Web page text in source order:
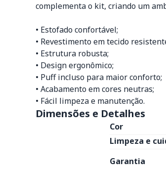
complementa o kit, criando um
• Estofado confortável;
• Revestimento em tecido
• Estrutura robusta;
• Design ergonômico;
• Puff incluso para maior conforto;
• Acabamento em cores neutras;
• Fácil limpeza e manutenção.
Dimensões e Detalhes
Cor
Limpeza e
Garantia